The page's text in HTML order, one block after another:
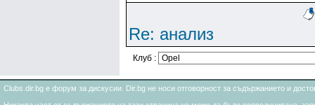
Re: анализ
Клуб :
Clubs.dir.bg е форум за дискусии. Dir.bg не носи отговорност за съдържанието и